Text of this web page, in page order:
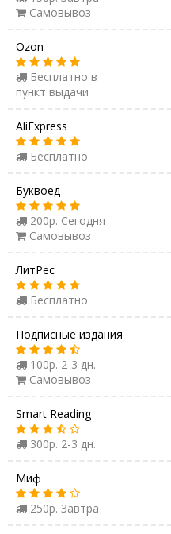
Самовывоз
Ozon
Бесплатно в
пункт выдачи
AliExpress
Бесплатно
Буквоед
200р. Сегодня
Самовывоз
ЛитРес
Бесплатно
Подписные издания
100р. 2-3 дн.
Самовывоз
Smart Reading
300р. 2-3 дн.
Миф
250р. Завтра